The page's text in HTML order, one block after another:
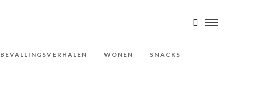
BEVALLINGSVERHALEN WONEN SNACKS